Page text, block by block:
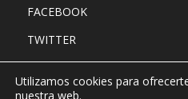
FACEBOOK
TWITTER
Utilizamos cookies para
nuestra web.